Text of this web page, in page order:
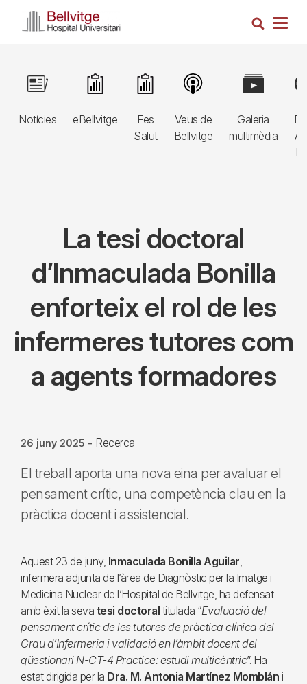
Cerca
Navegació
principal
3r
Notícies
Image
eBellvitge
Image
Fes
Salut
Image
Veus de
Bellvitge
Image
Galeria
multimèdia
Image
La tesi doctoral
d’Inmaculada Bonilla
enforteix el rol de les
infermeres tutores com
a agents formadores
26 juny 2025 - Recerca
El treball aporta una nova eina per avaluar el
pensament crític, una competència clau en la
pràctica docent i assistencial.
Aquest 23 de juny, Inmaculada Bonilla Aguilar,
infermera adjunta de l’àrea de Diagnòstic per la Imatge i
Medicina Nuclear de l’Hospital de Bellvitge, ha defensat
amb èxit la seva tesi doctoral titulada “Evaluació del
pensament crític de les tutores de pràctica clínica del
Grau d’Infermeria i validació en l’àmbit docent del
qüestionari N-CT-4 Practice: estudi multicèntric”. Ha
estat dirigida per la Dra. M. Antonia Martínez Momblán i